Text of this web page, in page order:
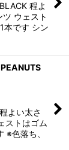
程よ
ウェスト
本です シン
よい太さ
ストはゴム
※色落ち、